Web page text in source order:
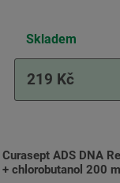
Skladem
219 Kč
Curasept ADS DNA
+ chlorobutanol 200 ml